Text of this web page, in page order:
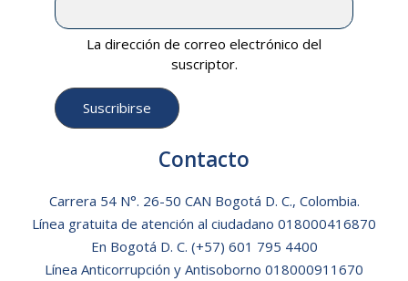
La dirección de correo electrónico del
suscriptor.
Contacto
Carrera 54 N°. 26-50 CAN Bogotá D. C., Colombia.
Línea gratuita de atención al ciudadano 018000416870
En Bogotá D. C. (+57) 601 795 4400
Línea Anticorrupción y Antisoborno 018000911670